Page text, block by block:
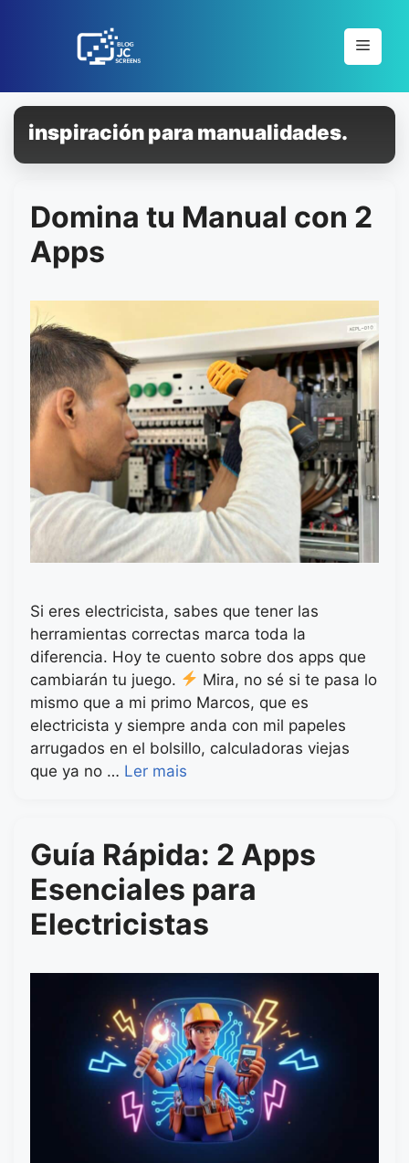
Menu
inspiración para manualidades.
Domina tu Manual con 2
Apps
Si eres electricista, sabes que tener las
herramientas correctas marca toda la
diferencia. Hoy te cuento sobre dos apps que
cambiarán tu juego.
Mira, no sé si te pasa lo
mismo que a mi primo Marcos, que es
electricista y siempre anda con mil papeles
arrugados en el bolsillo, calculadoras viejas
que ya no … Ler mais
Guía Rápida: 2 Apps
Esenciales para
Electricistas